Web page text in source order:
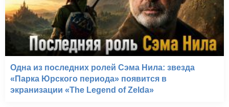
Одна из последних ролей Сэма Нила: звезда
«Парка Юрского периода» появится в
экранизации «The Legend of Zelda»